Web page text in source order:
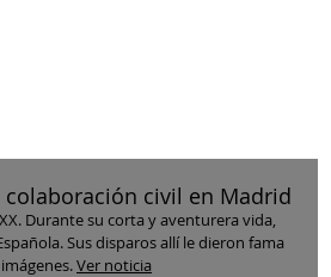
colaboración civil en Madrid
Durante su corta y aventurera vida,
Sus disparos allí le dieron fama
Ver noticia